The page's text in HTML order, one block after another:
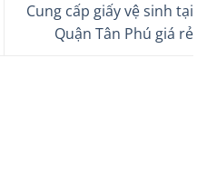
Cung cấp giấy vệ sinh tại
Quận Tân Phú giá rẻ